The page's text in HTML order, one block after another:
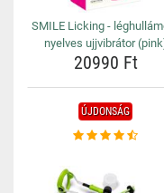
SMILE Licking -
nyelves ujjvibrátor
20990 Ft
ÚJDONSÁG